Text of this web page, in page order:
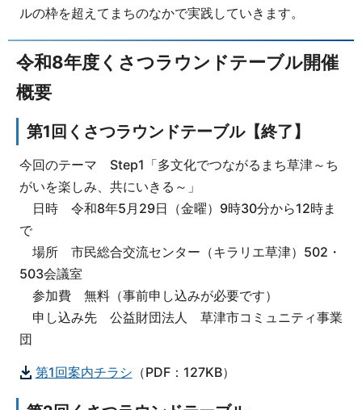
ルの枠を超えてまちのなかで実践していきます。
令和8年度くさつラウンドテーブル開催
概要
第1回くさつラウンドテーブル【終了】
今回のテーマ Step1「多文化でつながるまち草津～ち
がいを楽しみ、共にいきる～」
日時 令和8年5月29日（金曜）9時30分から12時ま
で
場所 市民総合交流センター（キラリエ草津）502・
503会議室
参加費 無料（事前申し込みが必要です）
申し込み先 公益財団法人 草津市コミュニティ事業
団
第1回案内チラシ （PDF：127KB）